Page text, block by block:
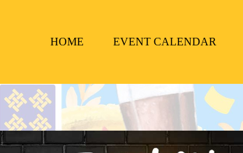
HOME
EVENT CALENDAR